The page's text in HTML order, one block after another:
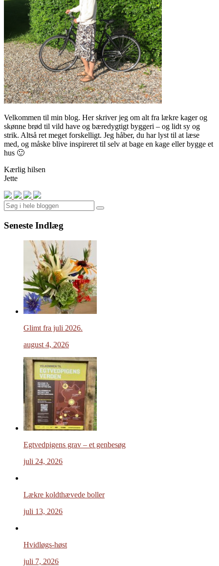
Velkommen til min blog. Her skriver jeg om alt fra lækre kager og
skønne brød til vild have og bæredygtigt byggeri – og lidt sy og
strik. Altså ret meget forskelligt. Jeg håber, du har lyst til at læse
med, og måske blive inspireret til selv at bage en kage eller bygge et
hus 🙂
Kærlig hilsen
Jette
Search
Seneste Indlæg
Glimt fra juli 2026.
august 4, 2026
Egtvedpigens grav – et genbesøg
juli 24, 2026
Lækre koldthævede boller
juli 13, 2026
Hvidløgs-høst
juli 7, 2026